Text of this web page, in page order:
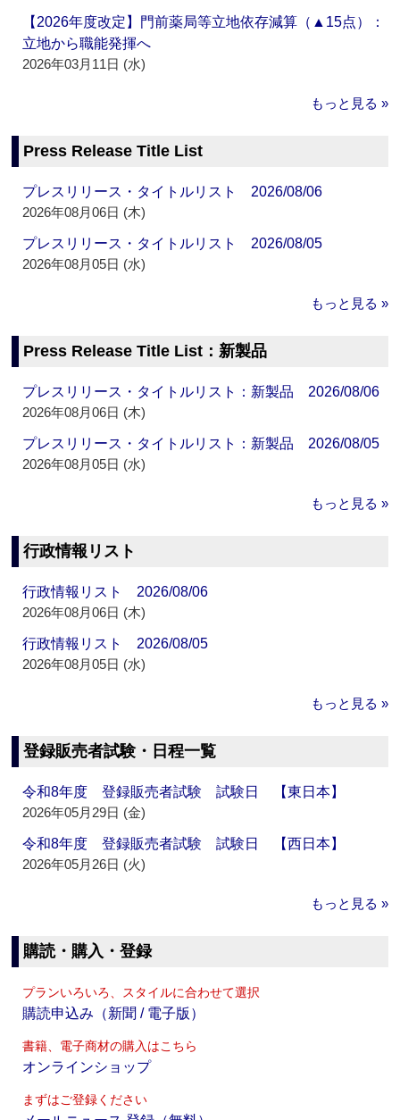
【2026年度改定】門前薬局等立地依存減算（▲15点）：
立地から職能発揮へ
2026年03月11日 (水)
もっと見る »
Press Release Title List
プレスリリース・タイトルリスト 2026/08/06
2026年08月06日 (木)
プレスリリース・タイトルリスト 2026/08/05
2026年08月05日 (水)
もっと見る »
Press Release Title List：新製品
プレスリリース・タイトルリスト：新製品 2026/08/06
2026年08月06日 (木)
プレスリリース・タイトルリスト：新製品 2026/08/05
2026年08月05日 (水)
もっと見る »
行政情報リスト
行政情報リスト 2026/08/06
2026年08月06日 (木)
行政情報リスト 2026/08/05
2026年08月05日 (水)
もっと見る »
登録販売者試験・日程一覧
令和8年度 登録販売者試験 試験日 【東日本】
2026年05月29日 (金)
令和8年度 登録販売者試験 試験日 【西日本】
2026年05月26日 (火)
もっと見る »
購読・購入・登録
プランいろいろ、スタイルに合わせて選択
購読申込み（新聞 / 電子版）
書籍、電子商材の購入はこちら
オンラインショップ
まずはご登録ください